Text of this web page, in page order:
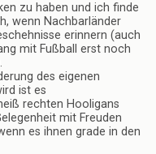
zu haben und ich finde
wenn Nachbarländer
erinnern (auch
mit Fußball erst noch
des eigenen
ist es
rechten Hooligans
mit Freuden
es ihnen grade in den